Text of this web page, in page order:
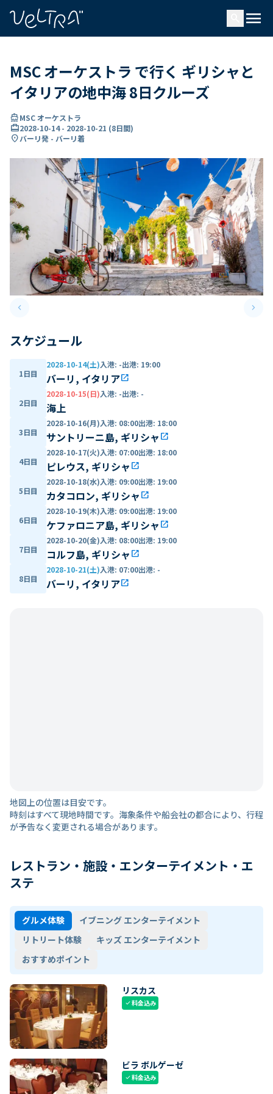
menu
MSC オーケストラ で行く ギリシャと
イタリアの地中海 8日クルーズ
directions_boatMSC オーケストラ
card_travel2028-10-14- 2028-10-21 (8日間)
location_onバーリ発 - バーリ着
keyboard_arrow_leftPrevious slide keyboard_arrow_right
スケジュール
1日目
2028-10-14(土)入港: -出港: 19:00
バーリ, イタリアopen_in_new
2日目
2028-10-15(日)入港: -出港: -
海上
3日目
2028-10-16(月)入港: 08:00出港: 18:00
サントリーニ島, ギリシャ open_in_new
4日目
2028-10-17(火)入港: 07:00出港: 18:00
ピレウス, ギリシャ open_in_new
5日目
2028-10-18(水)入港: 09:00出港: 19:00
カタコロン, ギリシャ open_in_new
6日目
2028-10-19(木)入港: 09:00出港: 19:00
ケファロニア島, ギリシャ open_in_new
7日目
2028-10-20(金)入港: 08:00出港: 19:00
コルフ島, ギリシャ open_in_new
8日目
2028-10-21(土)入港: 07:00出港: -
バーリ, イタリアopen_in_new
地図上の位置は目安です。
時刻はすべて現地時間です。海象条件や船会社の都合により、行程
が予告なく変更される場合があります。
レストラン・施設・エンターテイメント・エ
ステ
グルメ体験
イブニング エンターテイメント
リトリート体験
キッズ エンターテイメント
おすすめポイント
リスカス
check料金込み
ビラ ボルゲーゼ
check料金込み